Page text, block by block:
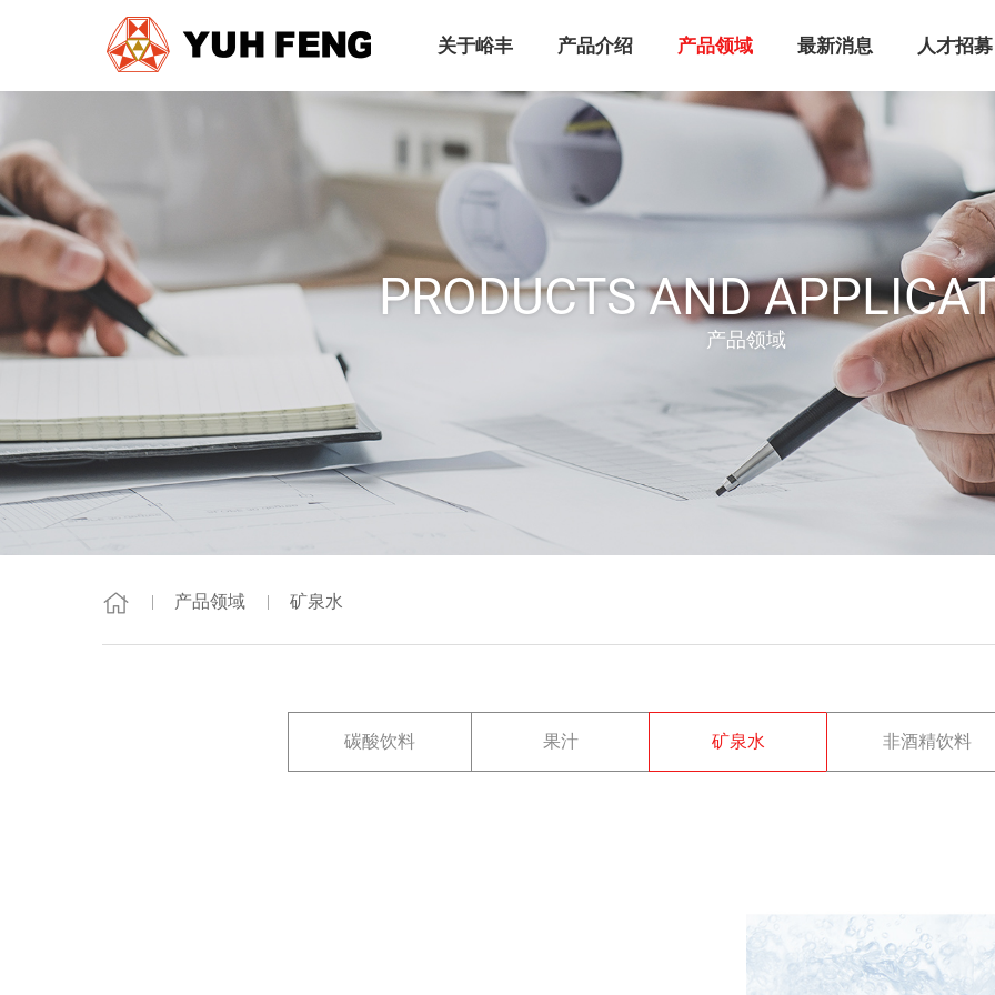
关于峪丰 产品介绍 产品领域 最新消息 人才招募
PRODUCTS AND
产品领域
产品领域 矿泉水
碳酸饮料 果汁 矿泉水 非酒精饮料